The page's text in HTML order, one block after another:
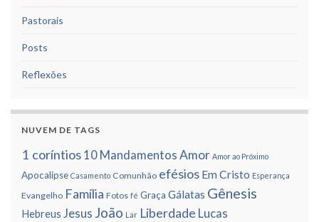
Pastorais
Posts
Reflexões
NUVEM DE TAGS
1 corí­ntios 10 Mandamentos Amor Amor ao Próximo
Apocalipse Casamento Comunhão efésios Em Cristo Esperança
Evangelho Famí­lia Fotos fé Graça Gálatas Gênesis
Hebreus Jesus João Lar Liberdade Lucas